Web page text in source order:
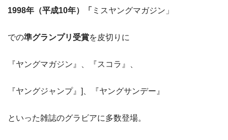
1998年（平成10年）「 ミスヤングマガジン」
での準グランプリ受賞を皮切りに
『ヤングマガジン』、『スコラ』、
『ヤングジャンプ』]、『ヤングサンデー』
といった雑誌のグラビアに多数登場。